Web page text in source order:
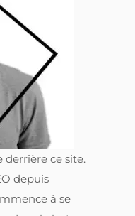
derrière ce site.
depuis
à se